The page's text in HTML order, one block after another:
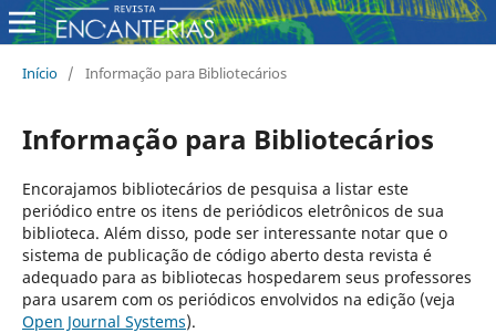
Início / Informação para Bibliotecários
Informação para Bibliotecários
Encorajamos bibliotecários de pesquisa a listar este
periódico entre os itens de periódicos eletrônicos de sua
biblioteca. Além disso, pode ser interessante notar que o
sistema de publicação de código aberto desta revista é
adequado para as bibliotecas hospedarem seus professores
para usarem com os periódicos envolvidos na edição (veja
Open Journal Systems).